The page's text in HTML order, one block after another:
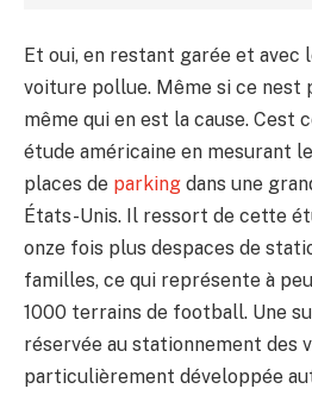
Et oui, en restant garée et avec
voiture pollue. Même si ce nest
même qui en est la cause. Cest
étude américaine en mesurant
places de parking dans une
États-Unis. Il ressort de cette
onze fois plus despaces de
familles, ce qui représente à
1000 terrains de football. Une
réservée au stationnement des
particulièrement développée